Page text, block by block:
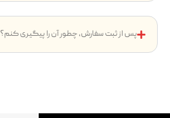
پس از ثبت سفارش، چطور آن را پیگیری کنم؟